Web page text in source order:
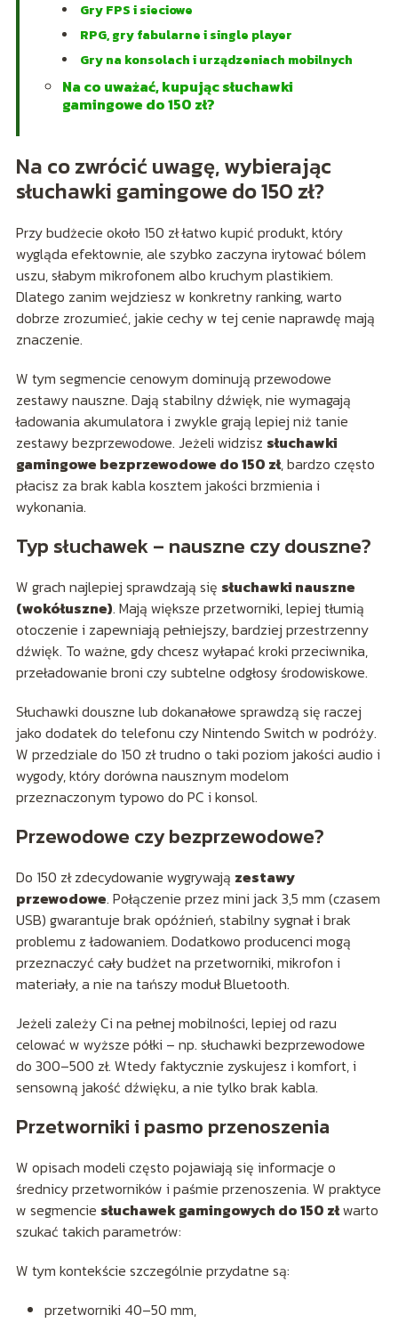
Gry FPS i sieciowe
RPG, gry fabularne i single player
Gry na konsolach i urządzeniach mobilnych
Na co uważać, kupując słuchawki
gamingowe do 150 zł?
Na co zwrócić uwagę, wybierając
słuchawki gamingowe do 150 zł?
Przy budżecie około 150 zł łatwo kupić produkt, który
wygląda efektownie, ale szybko zaczyna irytować bólem
uszu, słabym mikrofonem albo kruchym plastikiem.
Dlatego zanim wejdziesz w konkretny ranking, warto
dobrze zrozumieć, jakie cechy w tej cenie naprawdę mają
znaczenie.
W tym segmencie cenowym dominują przewodowe
zestawy nauszne. Dają stabilny dźwięk, nie wymagają
ładowania akumulatora i zwykle grają lepiej niż tanie
zestawy bezprzewodowe. Jeżeli widzisz słuchawki
gamingowe bezprzewodowe do 150 zł, bardzo często
płacisz za brak kabla kosztem jakości brzmienia i
wykonania.
Typ słuchawek – nauszne czy douszne?
W grach najlepiej sprawdzają się słuchawki nauszne
(wokółuszne). Mają większe przetworniki, lepiej tłumią
otoczenie i zapewniają pełniejszy, bardziej przestrzenny
dźwięk. To ważne, gdy chcesz wyłapać kroki przeciwnika,
przeładowanie broni czy subtelne odgłosy środowiskowe.
Słuchawki douszne lub dokanałowe sprawdzą się raczej
jako dodatek do telefonu czy Nintendo Switch w podróży.
W przedziale do 150 zł trudno o taki poziom jakości audio i
wygody, który dorówna nausznym modelom
przeznaczonym typowo do PC i konsol.
Przewodowe czy bezprzewodowe?
Do 150 zł zdecydowanie wygrywają zestawy
przewodowe. Połączenie przez mini jack 3,5 mm (czasem
USB) gwarantuje brak opóźnień, stabilny sygnał i brak
problemu z ładowaniem. Dodatkowo producenci mogą
przeznaczyć cały budżet na przetworniki, mikrofon i
materiały, a nie na tańszy moduł Bluetooth.
Jeżeli zależy Ci na pełnej mobilności, lepiej od razu
celować w wyższe półki – np. słuchawki bezprzewodowe
do 300–500 zł. Wtedy faktycznie zyskujesz i komfort, i
sensowną jakość dźwięku, a nie tylko brak kabla.
Przetworniki i pasmo przenoszenia
W opisach modeli często pojawiają się informacje o
średnicy przetworników i paśmie przenoszenia. W praktyce
w segmencie słuchawek gamingowych do 150 złwarto
szukać takich parametrów:
W tym kontekście szczególnie przydatne są:
przetworniki 40–50 mm,